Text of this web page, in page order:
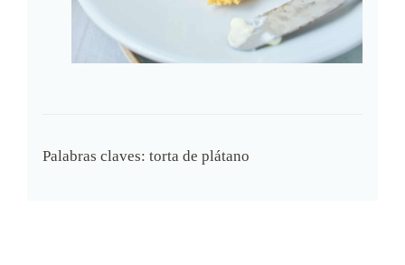
Palabras claves: torta de plátano